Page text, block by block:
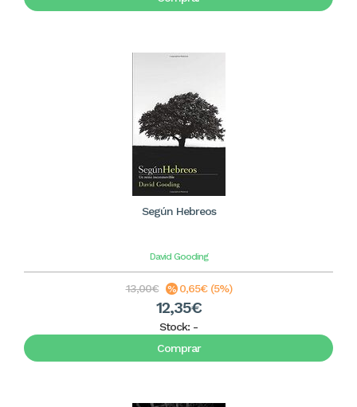
Según Hebreos
David Gooding
13,00€ 0,65€ (5%)
12,35€
Stock: -
Comprar